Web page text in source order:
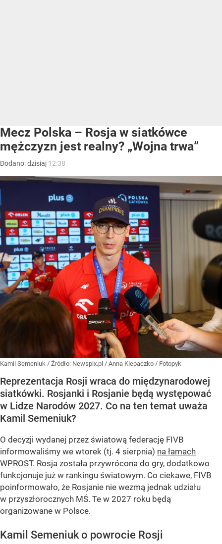
Mecz Polska – Rosja w siatkówce
mężczyzn jest realny? „Wojna trwa”
Dodano:dzisiaj 12:38
Kamil Semeniuk / Źródło: Newspix.pl / Anna Klepaczko / Fotopyk
Reprezentacja Rosji wraca do międzynarodowej
siatkówki. Rosjanki i Rosjanie będą występować
w Lidze Narodów 2027. Co na ten temat uważa
Kamil Semeniuk?
O decyzji wydanej przez światową federację FIVB
informowaliśmy we wtorek (tj. 4 sierpnia) na łamach
WPROST. Rosja została przywrócona do gry, dodatkowo
funkcjonuje już w rankingu światowym. Co ciekawe, FIVB
poinformowało, że Rosjanie nie wezmą jednak udziału
w przyszłorocznych MŚ. Te w 2027 roku będą
organizowane w Polsce.
Kamil Semeniuk o powrocie Rosji